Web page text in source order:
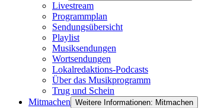
Livestream
Programmplan
Sendungsübersicht
Playlist
Musiksendungen
Wortsendungen
Lokalredaktions-Podcasts
Über das Musikprogramm
Trug und Schein
Mitmachen Weitere Informationen: Mitmachen